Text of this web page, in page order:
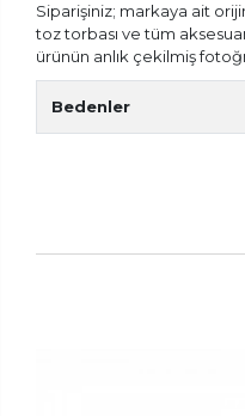
Siparişiniz; markaya ait
toz torbası ve tüm
ürünün anlık çekilmiş
Bedenler